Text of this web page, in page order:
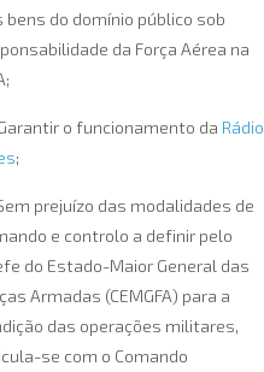
bens do domínio público sob
da Força Aérea na
o funcionamento da Rádio
;
prejuízo das modalidades de
e controlo a definir pelo
do Estado-Maior General das
Armadas (CEMGFA) para a
das operações militares,
se com o Comando